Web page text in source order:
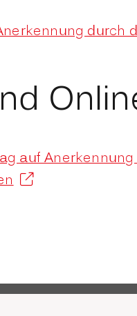
durch
auf